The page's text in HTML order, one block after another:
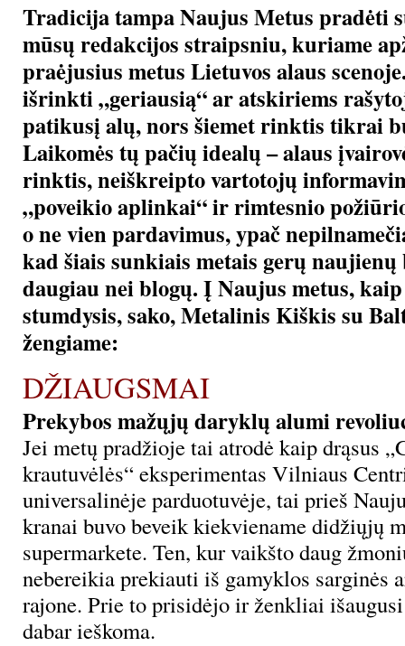
Tradicija tampa Naujus Metus pradėti
mūsų redakcijos straipsniu, kuriame
praėjusius metus Lietuvos alaus
išrinkti „geriausią“ ar atskiriems
patikusį alų, nors šiemet rinktis tikrai
Laikomės tų pačių idealų – alaus
rinktis, neiškreipto vartotojų
„poveikio aplinkai“ ir rimtesnio
o ne vien pardavimus, ypač
kad šiais sunkiais metais gerų
daugiau nei blogų. Į Naujus metus,
stumdysis, sako, Metalinis Kiškis su
žengiame:
DŽIAUGSMAI
Prekybos mažųjų daryklų alumi
Jei metų pradžioje tai atrodė kaip drąsus
krautuvėlės“ eksperimentas Vilniaus
universalinėje parduotuvėje, tai prieš
kranai buvo beveik kiekviename didžiųjų
supermarkete. Ten, kur vaikšto daug
nebereikia prekiauti iš gamyklos sarginės
rajone. Prie to prisidėjo ir ženkliai
dabar ieškoma.